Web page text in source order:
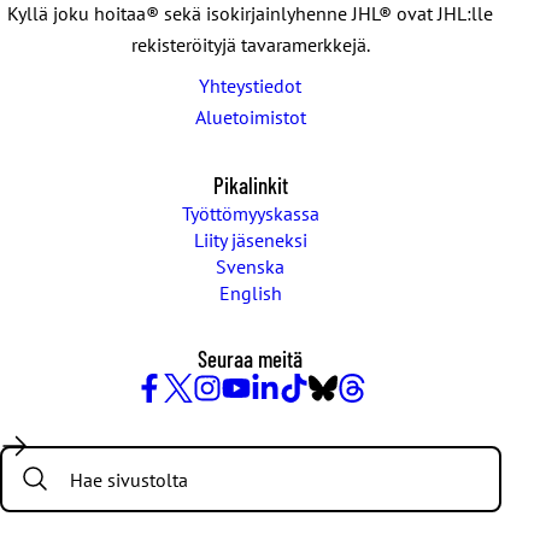
Kyllä joku hoitaa® sekä isokirjainlyhenne JHL® ovat JHL:lle
rekisteröityjä tavaramerkkejä.
Yhteystiedot
Aluetoimistot
Pikalinkit
Työttömyyskassa
Liity jäseneksi
Svenska
English
Seuraa meitä
/
Twitter
Search: